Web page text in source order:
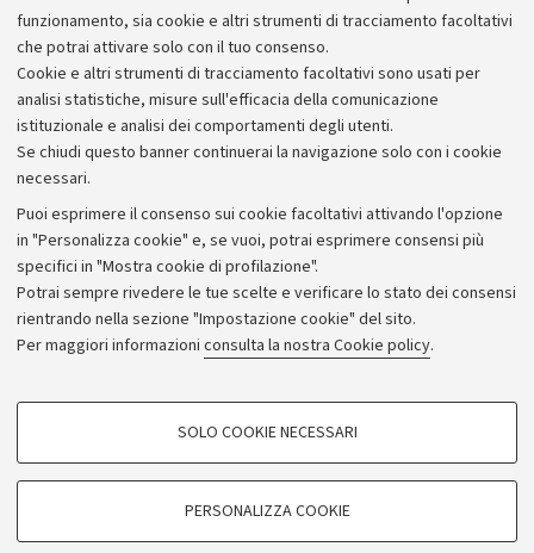
funzionamento, sia cookie e altri strumenti di tracciamento facoltativi
che potrai attivare solo con il tuo consenso.
Cookie e altri strumenti di tracciamento facoltativi sono usati per
analisi statistiche, misure sull'efficacia della comunicazione
istituzionale e analisi dei comportamenti degli utenti.
Se chiudi questo banner continuerai la navigazione solo con i cookie
necessari.
Puoi esprimere il consenso sui cookie facoltativi attivando l'opzione
in "Personalizza cookie" e, se vuoi, potrai esprimere consensi più
specifici in "Mostra cookie di profilazione".
Potrai sempre rivedere le tue scelte e verificare lo stato dei consensi
rientrando nella sezione "Impostazione cookie" del sito.
Per maggiori informazioni consulta la nostra Cookie policy.
COOKIE DI PROFILAZIONE - FACOLTATIVI
SOLO COOKIE NECESSARI
PERSONALIZZA COOKIE
Archivio
Comunicati stampa
Redazione
Rassegna stampa
© Copyright 2026 - ALMA MATER STUDIORUM - Università di